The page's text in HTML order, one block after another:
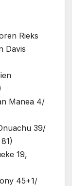
Rieks
Davis
Manea 4/
39/
19,
45+1/